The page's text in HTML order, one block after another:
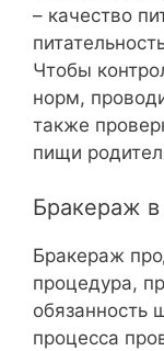
– качество
Чтобы
норм,
также
пищи
Бракераж в
Бракераж
процедура,
обязанность
процесса